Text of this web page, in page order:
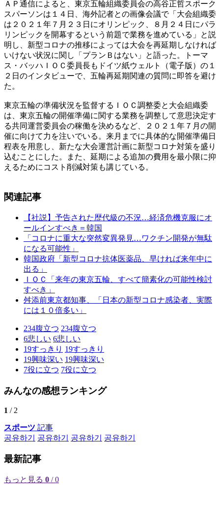
ＡＰ通信によると、東京五輪組織委員会の高谷正哲スポーク
スパーソンは１４日、海外記者との画像会議で「大会組織委
は２０２１年７月２３日にオリンピック、８月２４日にパラ
リンピックを開幕するという前題で業務を進めている」と説
明し、新型コロナの推移によっては大会を再延期しなければ
いけない状況に関し「プランＢはない」と語った。トーマ
ス・バッハＩＯＣ委員長もドイツ紙ウェルト（電子版）の１
２日のインタビューで、五輪再延期関連の質問に即答を避け
た。
東京五輪の準備状況を監督するＩＯＣ調整委と大会組織委
は、東京五輪の開催準備に関する業務を調整して意思決定す
る共同運営委員会の稼働を決めるなど、２０２１年７月の開
催に向けて力を注いでいる。来月までに具体的な開催準備日
程表を用意し、新たな大会運営計画に新型コロナ対策を盛り
込むことにした。また、延期による追加の費用を最小限に抑
えるためにコスト削減対策も講じている。
関連記事
【社説】予告された歴代級の不況…経済危機克服にオ
ールインすべき＝韓国
「コロナに重大な突然変異発見…ワクチン開発が無駄
になる可能性」
韓国政府「新型コロナ抗体医薬品、早ければ来年中に
出る」
ＩＯＣ「来年の東京五輪、すべて簡素化の可能性検討
すべき」
舛添前東京都知事、「日本の新型コロナ感染者、実際
には１０倍多い」
234腹立つ 234腹立つ
6悲しい 6悲しい
19すっきり 19すっきり
19興味深い 19興味深い
7役に立つ 7役に立つ
みんなの感想ランキング
1 / 2
スポーツ 記事
공유하기
공유하기 공유하기 공유하기
最新記事
もっと見る 0 / 0